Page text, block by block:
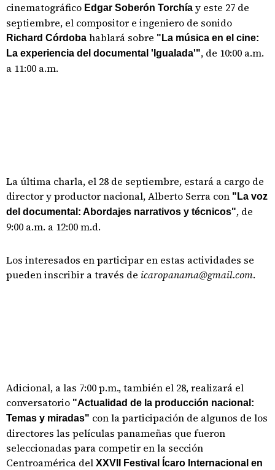
cinematográfico Edgar Soberón Torchía y este 27 de
septiembre, el compositor e ingeniero de sonido
Richard Córdoba hablará sobre "La música en el cine:
La experiencia del documental 'Igualada'", de 10:00 a.m.
a 11:00 a.m.
La última charla, el 28 de septiembre, estará a cargo de
director y productor nacional, Alberto Serra con "La voz
del documental: Abordajes narrativos y técnicos", de
9:00 a.m. a 12:00 m.d.
Los interesados en participar en estas actividades se
pueden inscribir a través de icaropanama@gmail.com.
Adicional, a las 7:00 p.m., también el 28, realizará el
conversatorio "Actualidad de la producción nacional:
Temas y miradas" con la participación de algunos de los
directores las películas panameñas que fueron
seleccionadas para competir en la sección
Centroamérica del XXVII Festival Ícaro Internacional en